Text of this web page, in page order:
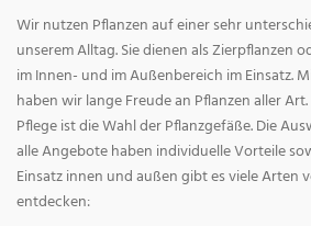
Wir nutzen Pflanzen auf einer sehr
unserem Alltag. Sie dienen als Zierpflanzen
im Innen- und im Außenbereich im Einsatz.
haben wir lange Freude an Pflanzen aller
Pflege ist die Wahl der Pflanzgefäße. Die
alle Angebote haben individuelle Vorteile
Einsatz innen und außen gibt es viele Arten
entdecken: